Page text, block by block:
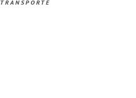
TRANSPORTE